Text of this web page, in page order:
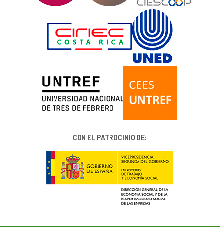
CON EL PATROCINIO DE: